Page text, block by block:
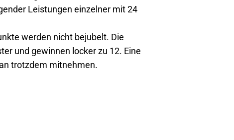
Leistungen einzelner mit 24
werden nicht bejubelt. Die
und gewinnen locker zu 12. Eine
trotzdem mitnehmen.